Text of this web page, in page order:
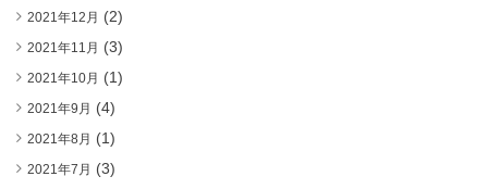
2021年12月 (2)
2021年11月 (3)
2021年10月 (1)
2021年9月 (4)
2021年8月 (1)
2021年7月 (3)